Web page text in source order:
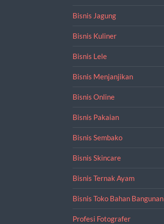
Bisnis Jagung
Bisnis Kuliner
Bisnis Lele
Bisnis Menjanjikan
Bisnis Online
Bisnis Pakaian
Bisnis Sembako
Bisnis Skincare
Bisnis Ternak Ayam
Bisnis Toko Bahan Bangunan
Profesi Fotografer